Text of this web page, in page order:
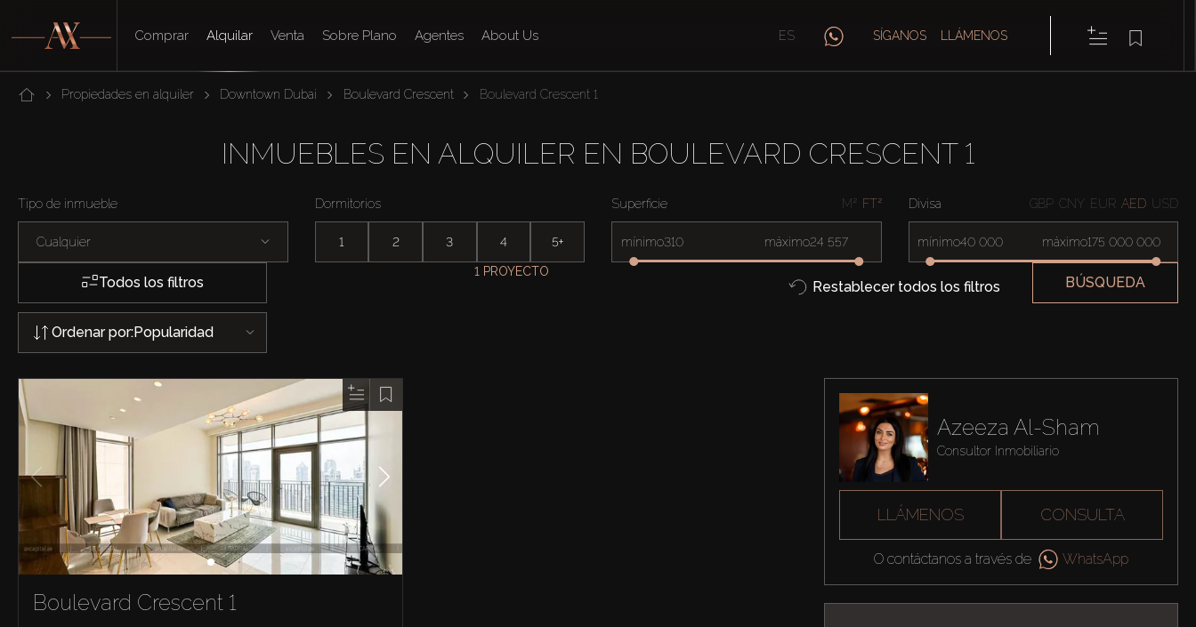
Comprar Alquilar Venta Sobre Plano Agentes About Us ES SÍGANOS LLÁMENOS
Propiedades en alquiler Downtown Dubai Boulevard Crescent Boulevard Crescent 1
INMUEBLES EN ALQUILER EN BOULEVARD CRESCENT 1
Tipo de inmueble
Cualquier
Dormitorios
1 2 3 4 5+
Superficie M² FT²
mínimo máximo
Divisa GBP CNY EUR AED USD
mínimo máximo
Todos los filtros
1 PROYECTO
Restablecer todos los filtros BÚSQUEDA
Ordenar por:Popularidad
Boulevard Crescent 1
Azeeza Al-Sham
Consultor Inmobiliario
LLÁMENOS CONSULTA
O contáctanos a través de WhatsApp